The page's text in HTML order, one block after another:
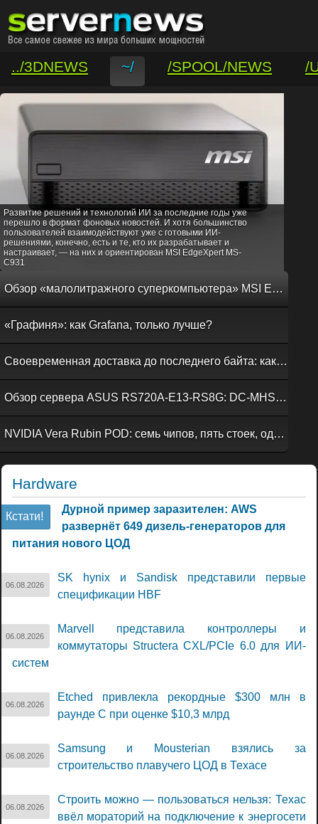
../3DNEWS ~/ /SPOOL/NEWS
/
/VAR/CONTACT
Развитие решений и технологий ИИ за последние годы уже
перешло в формат фоновых новостей. И хотя большинство
пользователей взаимодействуют уже с готовыми ИИ-
решениями, конечно, есть и те, кто их разрабатывает и
настраивает, — на них и ориентирован MSI EdgeXpert MS-
C931
Обзор «малолитражного суперкомпьютера» MSI EdgeXpert MS-C931
«Графиня»: как Grafana, только лучше?
Своевременная доставка до последнего байта: как российская сеть Curator CDN совмещает скорость, безопасность и гибкость управления
Обзор сервера ASUS RS720A-E13-RS8G: DC-MHS во всей красе
NVIDIA Vera Rubin POD: семь чипов, пять стоек, один ИИ-суперкомпьютер
Hardware
Кстати!
Дурной пример заразителен: AWS
развернёт 649 дизель-генераторов для
питания нового ЦОД
06.08.2026
SK hynix и Sandisk представили первые
спецификации HBF
06.08.2026
Marvell представила контроллеры и
коммутаторы Structera CXL/PCIe 6.0 для ИИ-
систем
06.08.2026
Etched привлекла рекордные $300 млн в
раунде C при оценке $10,3 млрд
06.08.2026
Samsung и Mousterian взялись за
строительство плавучего ЦОД в Техасе
06.08.2026
Строить можно — пользоваться нельзя: Техас
ввёл мораторий на подключение к энергосети